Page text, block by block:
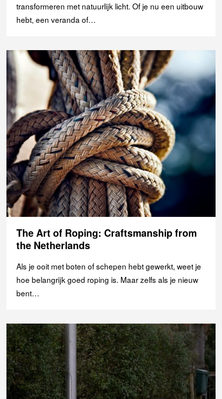
transformeren met natuurlijk licht. Of je nu een uitbouw
hebt, een veranda of…
The Art of Roping: Craftsmanship from
the Netherlands
Als je ooit met boten of schepen hebt gewerkt, weet je
hoe belangrijk goed roping is. Maar zelfs als je nieuw
bent…